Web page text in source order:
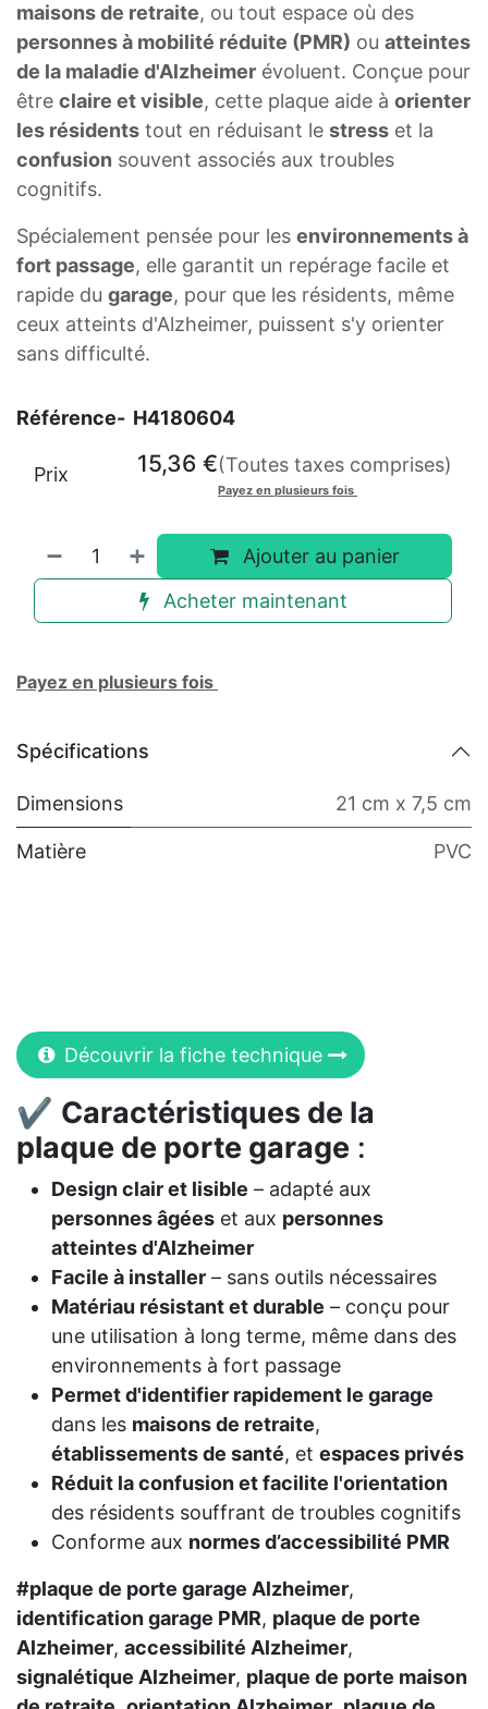
maisons de retraite, ou tout espace où des
personnes à mobilité réduite (PMR) ou atteintes
de la maladie d'Alzheimer évoluent. Conçue pour
être claire et visible, cette plaque aide à orienter
les résidents tout en réduisant le stress et la
confusion souvent associés aux troubles
cognitifs.
Spécialement pensée pour les environnements à
fort passage, elle garantit un repérage facile et
rapide du garage, pour que les résidents, même
ceux atteints d'Alzheimer, puissent s'y orienter
sans difficulté.
Référence- H4180604
Ajouter au panier
Acheter maintenant
Prix 15,36 €(Toutes taxes comprises)
Payez en plusieurs fois
Payez en plusieurs fois
Spécifications
Dimensions 21 cm x 7,5 cm
Matière PVC
Découvrir la fiche technique
✔ Caractéristiques de la
plaque de porte garage :
Design clair et lisible – adapté aux
personnes âgées et aux personnes
atteintes d'Alzheimer
Facile à installer – sans outils nécessaires
Matériau résistant et durable – conçu pour
une utilisation à long terme, même dans des
environnements à fort passage
Permet d'identifier rapidement le garage
dans les maisons de retraite,
établissements de santé, et espaces privés
Réduit la confusion et facilite l'orientation
des résidents souffrant de troubles cognitifs
Conforme aux normes d’accessibilité PMR
#plaque de porte garage Alzheimer,
identification garage PMR, plaque de porte
Alzheimer, accessibilité Alzheimer,
signalétique Alzheimer, plaque de porte maison